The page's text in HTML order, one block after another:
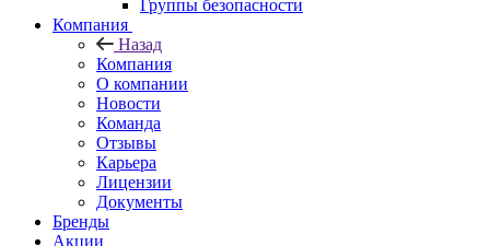
Группы безопасности
Компания
Назад
Компания
О компании
Новости
Команда
Отзывы
Карьера
Лицензии
Документы
Бренды
Акции